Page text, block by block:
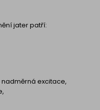
jater patří:
excitace,